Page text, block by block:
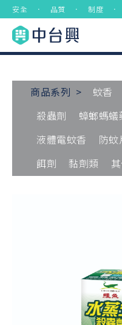
安全 ． 品質 ． 制度 ．
商品系列 > 蚊香
殺蟲劑
蟑螂螞蟻
液體電蚊香
防蚊
餌劑
黏劑類